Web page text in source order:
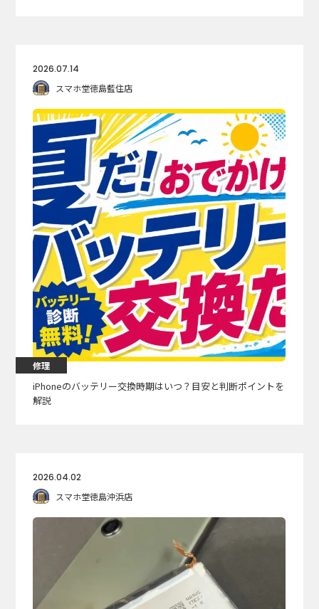
2026.07.14
スマホ堂徳島藍住店
修理
iPhoneのバッテリー交換時期はいつ？目安と判断ポイントを
解説
2026.04.02
スマホ堂徳島沖浜店